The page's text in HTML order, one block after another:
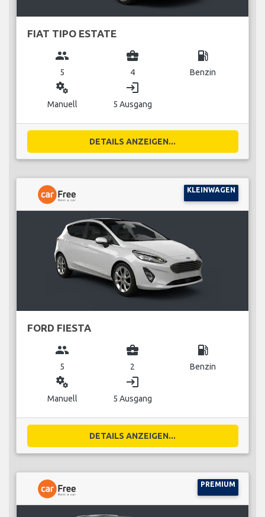
FIAT TIPO ESTATE
group
5
business_center
4
local_gas_station
Benzin
miscellaneous_services
Manuell
login
5 Ausgang
DETAILS ANZEIGEN...
KLEINWAGEN
FORD FIESTA
group
5
business_center
2
local_gas_station
Benzin
miscellaneous_services
Manuell
login
5 Ausgang
DETAILS ANZEIGEN...
PREMIUM